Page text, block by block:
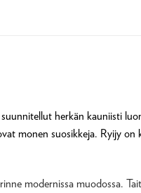
herkän kauniisti
monen suosikkeja. Ryijy
modernissa muodossa.